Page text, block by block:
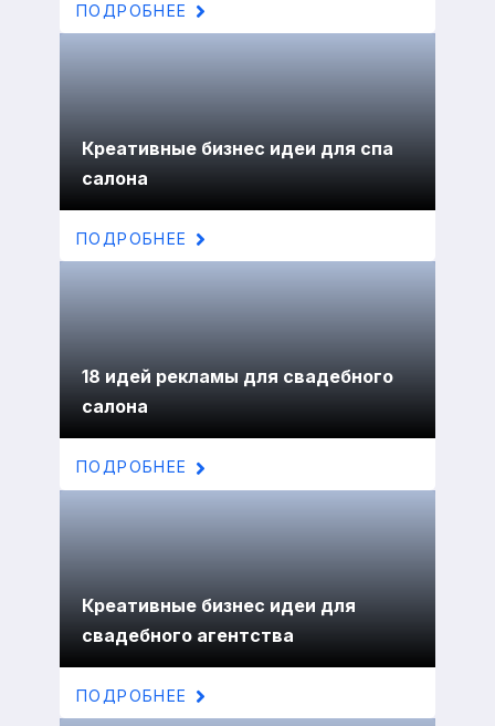
ПОДРОБНЕЕ
Креативные бизнес идеи для спа
салона
ПОДРОБНЕЕ
18 идей рекламы для свадебного
салона
ПОДРОБНЕЕ
Креативные бизнес идеи для
свадебного агентства
ПОДРОБНЕЕ